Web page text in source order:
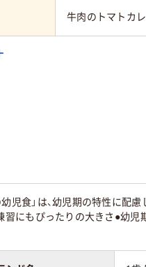
牛肉のトマトカ
食」は、幼児期の特性に配
にもぴったりの大きさ●幼児